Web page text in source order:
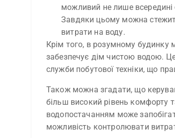
можливий не лише всередині
Завдяки цьому можна
витрати на воду.
Крім того, в розумному будинку
забезпечує дім чистою водою.
служби побутової техніки, що
Також можна згадати, що
більш високий рівень комфорту
водопостачанням може
можливість контролювати